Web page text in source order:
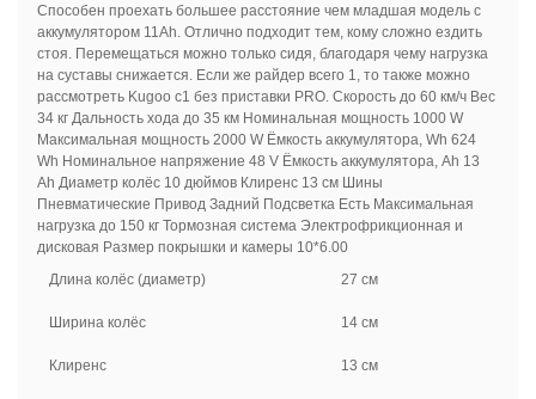
Способен проехать большее расстояние чем младшая модель с
аккумулятором 11Ah. Отлично подходит тем, кому сложно ездить
стоя. Перемещаться можно только сидя, благодаря чему нагрузка
на суставы снижается. Если же райдер всего 1, то также можно
рассмотреть Kugoo c1 без приставки PRO. Скорость до 60 км/ч Вес
34 кг Дальность хода до 35 км Номинальная мощность 1000 W
Максимальная мощность 2000 W Ёмкость аккумулятора, Wh 624
Wh Номинальное напряжение 48 V Ёмкость аккумулятора, Ah 13
Ah Диаметр колёс 10 дюймов Клиренс 13 см Шины
Пневматические Привод Задний Подсветка Есть Максимальная
нагрузка до 150 кг Тормозная система Электрофрикционная и
дисковая Размер покрышки и камеры 10*6.00
Длина колёс (диаметр)
27 см
Ширина колёс 14 см
Клиренс 13 см